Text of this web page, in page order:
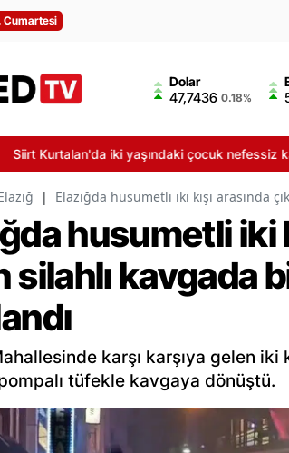
Cumartesi
Dolar
47,7436 0.18%
iki yaşındaki çocuk nefessiz kalarak
| Elazığda husumetli iki kişi arasında
husumetli iki
silahlı kavgada
karşı karşıya gelen iki
tüfekle kavgaya dönüştü.